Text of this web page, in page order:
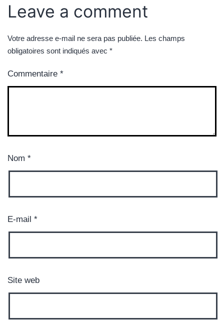
Leave a comment
Votre adresse e-mail ne sera pas publiée. Les champs
obligatoires sont indiqués avec *
Commentaire *
Nom *
E-mail *
Site web